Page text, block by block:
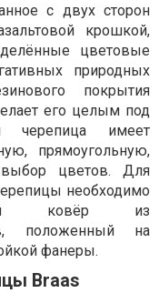
с двух сторон
крошкой,
цветовые
природных
покрытия
его целым под
черепица имеет
прямоугольную,
цветов. Для
необходимо
ковёр из
положенный на
фанеры.
Braas